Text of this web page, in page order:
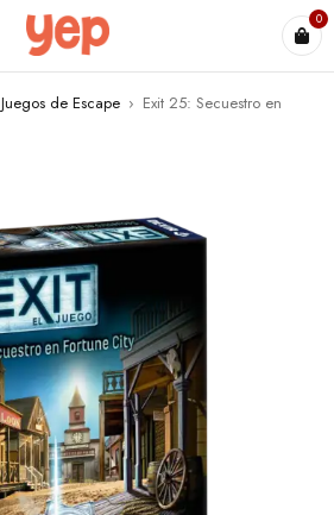
0
Juegos de Escape › Exit 25: Secuestro en